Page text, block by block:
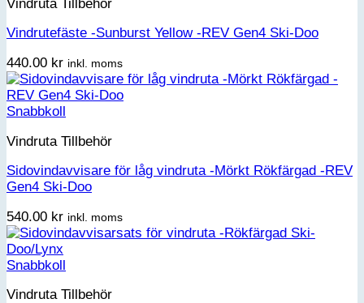
Vindruta Tillbehör
Vindrutefäste -Sunburst Yellow -REV Gen4 Ski-Doo
440.00 kr inkl. moms
Snabbkoll
Vindruta Tillbehör
Sidovindavvisare för låg vindruta -Mörkt Rökfärgad -REV
Gen4 Ski-Doo
540.00 kr inkl. moms
Snabbkoll
Vindruta Tillbehör